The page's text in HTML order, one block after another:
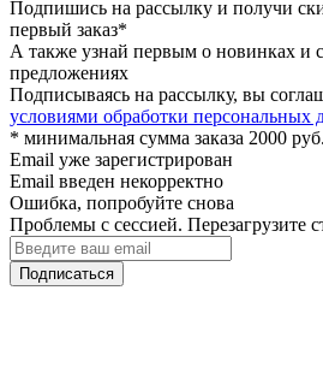
Подпишись на рассылку и получи
первый заказ*
А также узнай первым о новинках и
предложениях
Подписываясь на рассылку, вы
условиями обработки персональных
* минимальная сумма заказа 2000 руб.
Email уже зарегистрирован
Email введен некорректно
Ошибка, попробуйте снова
Проблемы с сессией. Перезагрузите
Подписаться